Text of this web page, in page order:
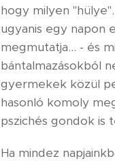
hogy milyen
ugyanis egy napon
megmutatja... - és
bántalmazásokból
gyermekek közül
hasonló komoly
pszichés gondok is
Ha mindez